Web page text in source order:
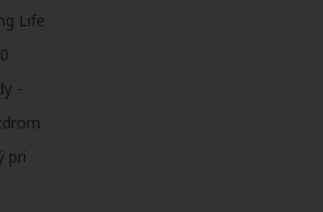
Life
-
pri